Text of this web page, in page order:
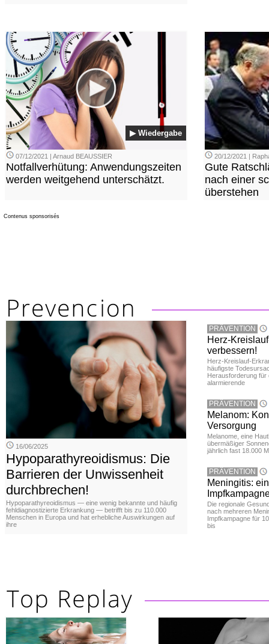
▶ Wiedergabe
07/12/2021 | Arnaud BEAUSSIER
Notfallverhütung: Anwendungszeiten
werden weitgehend unterschätzt.
20/12/2021 |
Gute
nach einer
überstehen
Contenus sponsorisés
16/06/2025
Hypoparathyreoidismus: Die
Barrieren der Unwissenheit
durchbrechen!
Hypoparathyreoidismus — eine wenig bekannte und häufig
fehldiagnostizierte Erkrankung — betrifft bis zu 110.000
Menschen in Europa und hat erhebliche Auswirkungen auf
ihre
PRÄVENTION
Herz-
verbessern!
Herz-Kreislauf-
häufigste
Herausforderung für
alarmierende
PRÄVENTION
Melanom:
Versorgung
Melanome, eine
übermäßiger
jährlich fast 18.000
PRÄVENTION
Meningitis:
Die regionale
nach mehreren
Impfkampagne für
bis